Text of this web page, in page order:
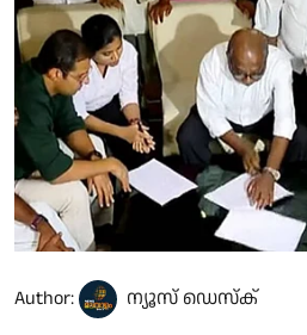
Author: ന്യൂസ് ഡെസ്ക്